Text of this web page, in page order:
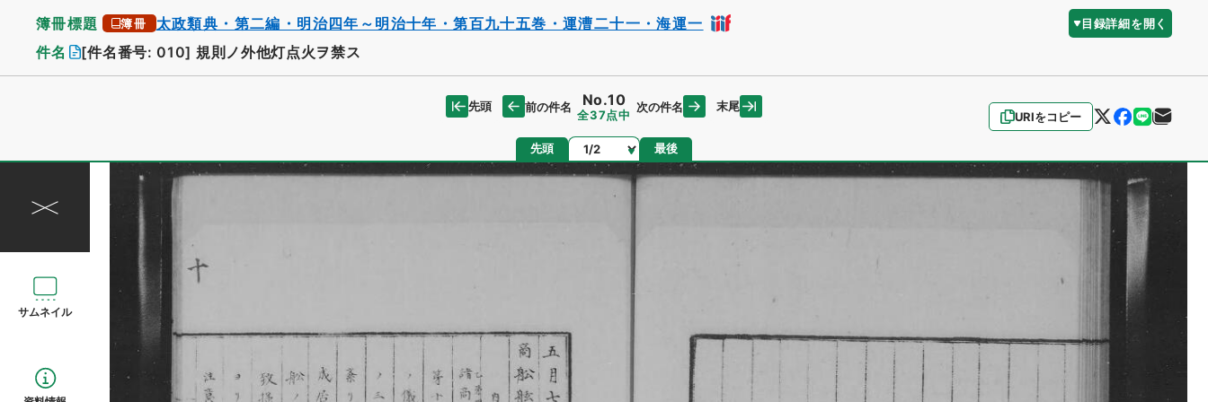
簿冊標題 簿冊 太政類典・第二編・明治四年～明治十年・第百九十五巻・運漕二十一・海運一 目録詳細を開く
件名 [件名番号: 010] 規則ノ外他灯点火ヲ禁ス
URIをコピー
先頭 前の件名 No.10
全37点中
次の件名 末尾
先頭 ページ 最後
サムネイル